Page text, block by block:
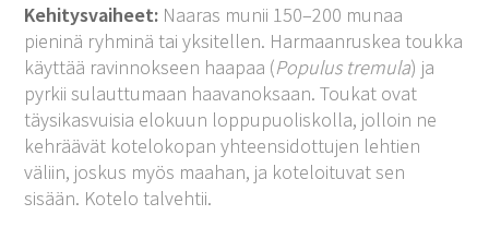
Kehitysvaiheet: Naaras munii 150–200 munaa
pieninä ryhminä tai yksitellen. Harmaanruskea toukka
käyttää ravinnokseen haapaa (Populus tremula) ja
pyrkii sulauttumaan haavanoksaan. Toukat ovat
täysikasvuisia elokuun loppupuoliskolla, jolloin ne
kehräävät kotelokopan yhteensidottujen lehtien
väliin, joskus myös maahan, ja koteloituvat sen
sisään. Kotelo talvehtii.